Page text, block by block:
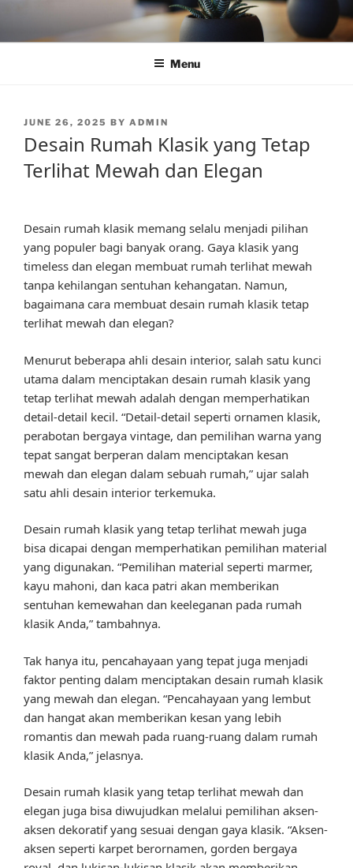
content
Menu
POSTED
JUNE 26, 2025 BY ADMIN
Desain Rumah Klasik yang Tetap
Terlihat Mewah dan Elegan
Desain rumah klasik memang selalu menjadi pilihan
yang populer bagi banyak orang. Gaya klasik yang
timeless dan elegan membuat rumah terlihat mewah
tanpa kehilangan sentuhan kehangatan. Namun,
bagaimana cara membuat desain rumah klasik tetap
terlihat mewah dan elegan?
Menurut beberapa ahli desain interior, salah satu kunci
utama dalam menciptakan desain rumah klasik yang
tetap terlihat mewah adalah dengan memperhatikan
detail-detail kecil. “Detail-detail seperti ornamen klasik,
perabotan bergaya vintage, dan pemilihan warna yang
tepat sangat berperan dalam menciptakan kesan
mewah dan elegan dalam sebuah rumah,” ujar salah
satu ahli desain interior terkemuka.
Desain rumah klasik yang tetap terlihat mewah juga
bisa dicapai dengan memperhatikan pemilihan material
yang digunakan. “Pemilihan material seperti marmer,
kayu mahoni, dan kaca patri akan memberikan
sentuhan kemewahan dan keeleganan pada rumah
klasik Anda,” tambahnya.
Tak hanya itu, pencahayaan yang tepat juga menjadi
faktor penting dalam menciptakan desain rumah klasik
yang mewah dan elegan. “Pencahayaan yang lembut
dan hangat akan memberikan kesan yang lebih
romantis dan mewah pada ruang-ruang dalam rumah
klasik Anda,” jelasnya.
Desain rumah klasik yang tetap terlihat mewah dan
elegan juga bisa diwujudkan melalui pemilihan aksen-
aksen dekoratif yang sesuai dengan gaya klasik. “Aksen-
aksen seperti karpet berornamen, gorden bergaya